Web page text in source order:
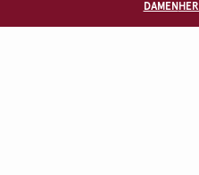
DAMEN